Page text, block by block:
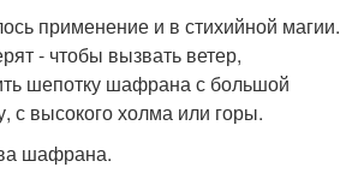
применение и в стихийной магии.
- чтобы вызвать ветер,
шепотку шафрана с большой
с высокого холма или горы.
шафрана.